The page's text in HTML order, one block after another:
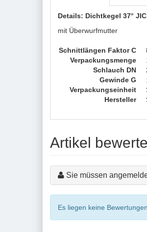
Details: Dichtkegel 37°
mit Überwurfmutter
Schnittlängen Faktor C
Verpackungsmenge
Schlauch DN
Gewinde G
Verpackungseinheit
Hersteller
Artikel
Sie müssen
Es liegen keine